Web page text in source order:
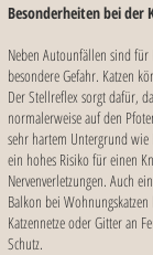
Besonderheiten bei der
Neben Autounfällen sind für
besondere Gefahr. Katzen
Der Stellreflex sorgt dafür,
normalerweise auf den
sehr hartem Untergrund wie
ein hohes Risiko für einen
Nervenverletzungen. Auch
Balkon bei
Katzennetze oder Gitter an
Schutz.